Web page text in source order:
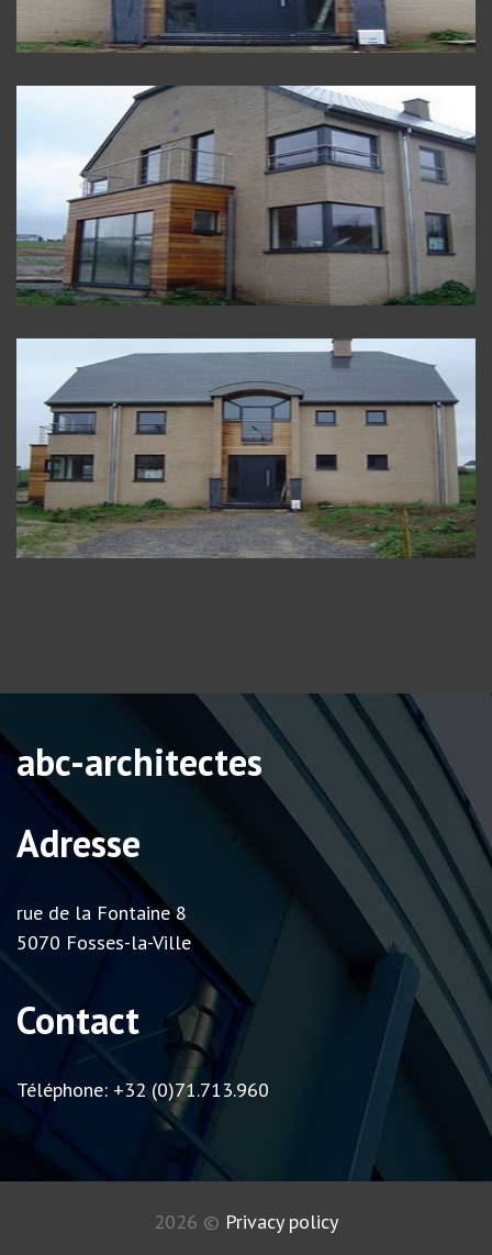
abc-architectes
Adresse
rue de la Fontaine 8
5070 Fosses-la-Ville
Contact
Téléphone: +32 (0)71.713.960
2026 © Privacy policy